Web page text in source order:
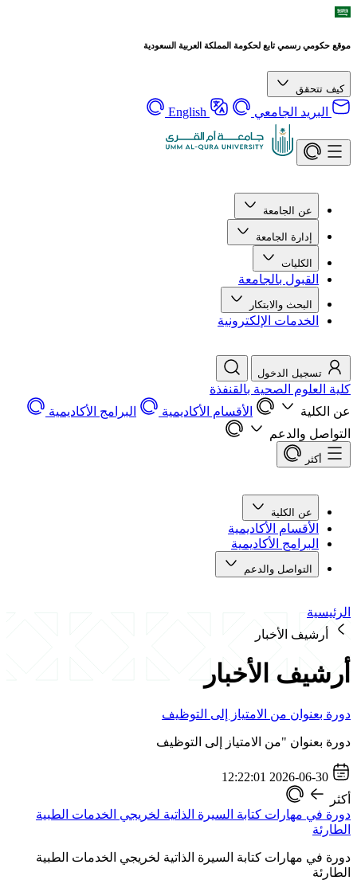
موقع حكومي رسمي تابع لحكومة المملكة العربية السعودية
كيف تتحقق
البريد الجامعي English
عن الجامعة
إدارة الجامعة
الكليات
القبول بالجامعة
البحث والابتكار
الخدمات الإلكترونية
تسجيل الدخول
كلية العلوم الصحية بالقنفذة
عن الكلية
الأقسام الأكاديمية
البرامج الأكاديمية
التواصل والدعم
أكثر
عن الكلية
الأقسام الأكاديمية
البرامج الأكاديمية
التواصل والدعم
الرئيسية
أرشيف الأخبار
أرشيف الأخبار
دورة بعنوان من الامتياز إلى التوظيف
دورة بعنوان "من الامتياز إلى التوظيف
2026-06-30 12:22:01
أكثر
دورة في مهارات كتابة السيرة الذاتية لخريجي الخدمات الطبية
الطارئة
دورة في مهارات كتابة السيرة الذاتية لخريجي الخدمات الطبية
الطارئة